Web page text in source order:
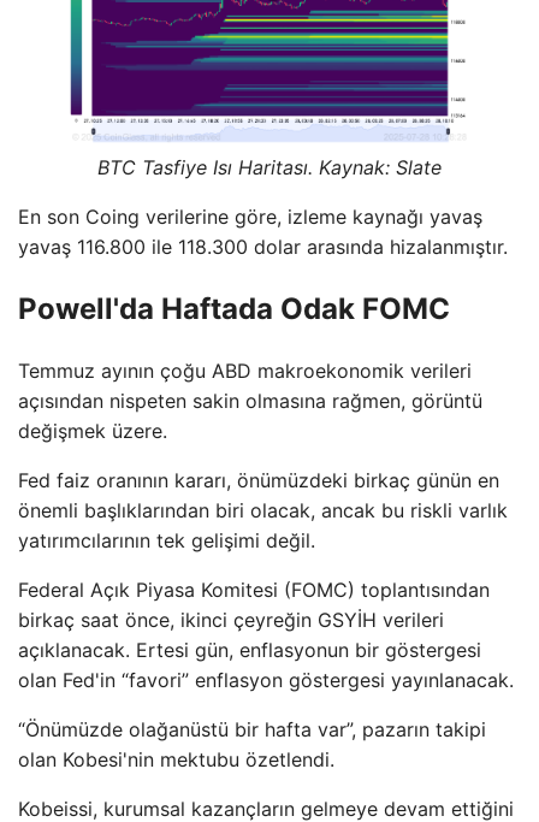
BTC Tasfiye Isı Haritası. Kaynak: Slate
En son Coing verilerine göre, izleme kaynağı yavaş
yavaş 116.800 ile 118.300 dolar arasında hizalanmıştır.
Powell'da Haftada Odak FOMC
Temmuz ayının çoğu ABD makroekonomik verileri
açısından nispeten sakin olmasına rağmen, görüntü
değişmek üzere.
Fed faiz oranının kararı, önümüzdeki birkaç günün en
önemli başlıklarından biri olacak, ancak bu riskli varlık
yatırımcılarının tek gelişimi değil.
Federal Açık Piyasa Komitesi (FOMC) toplantısından
birkaç saat önce, ikinci çeyreğin GSYİH verileri
açıklanacak. Ertesi gün, enflasyonun bir göstergesi
olan Fed'in “favori” enflasyon göstergesi yayınlanacak.
“Önümüzde olağanüstü bir hafta var”, pazarın takipi
olan Kobesi'nin mektubu özetlendi.
Kobeissi, kurumsal kazançların gelmeye devam ettiğini